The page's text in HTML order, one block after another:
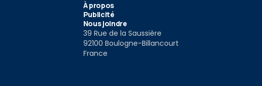
À propos
Publicité
Nous joindre
39 Rue de la Saussière
92100 Boulogne-Billancourt
France